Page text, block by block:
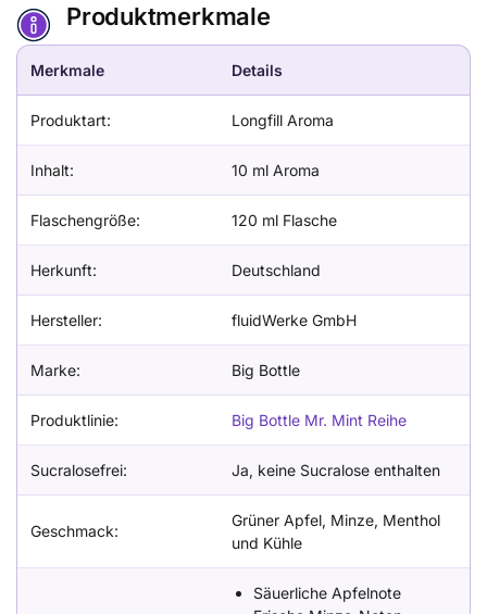
Produktmerkmale
Merkmale Details
Produktart: Longfill Aroma
Inhalt: 10 ml Aroma
Flaschengröße: 120 ml Flasche
Herkunft: Deutschland
Hersteller: fluidWerke GmbH
Marke: Big Bottle
Produktlinie: Big Bottle Mr. Mint Reihe
Sucralosefrei: Ja, keine Sucralose enthalten
Geschmack:
Grüner Apfel, Minze, Menthol
und Kühle
Säuerliche Apfelnote